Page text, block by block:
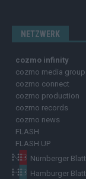
NETZWERK
cozmo infinity
cozmo media group
cozmo connect
cozmo production
cozmo records
cozmo news
FLASH
FLASH UP
Nürnberger Blatt
Hamburger Blatt